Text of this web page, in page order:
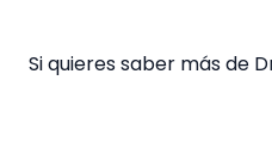
Si quieres saber más de